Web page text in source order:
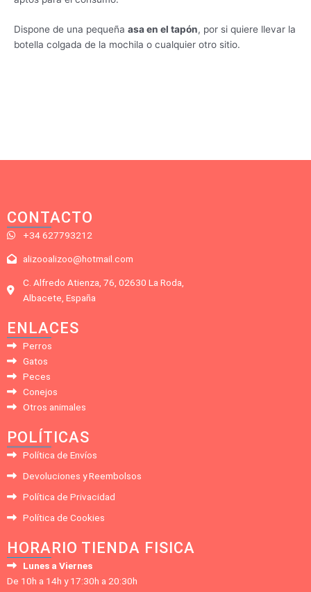
Dispone de una pequeña asa en el tapón, por si quiere llevar la
botella colgada de la mochila o cualquier otro sitio.
CONTACTO
+34 627793212
alizooalizoo@hotmail.com
C. Alfredo Atienza, 76, 02630 La Roda,
Albacete, España
ENLACES
Perros
Gatos
Peces
Conejos
Otros animales
POLÍTICAS
Política de Envíos
Devoluciones y Reembolsos
Política de Privacidad
Política de Cookies
HORARIO TIENDA FISICA
Lunes a Viernes
De 10h a 14h y 17:30h a 20:30h